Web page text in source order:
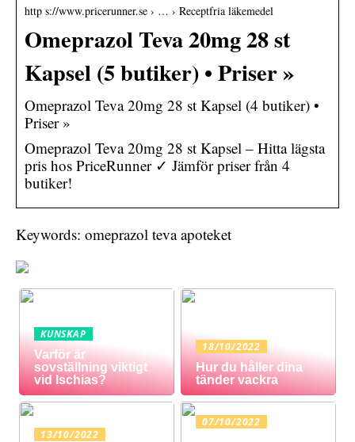
http s://www.pricerunner.se › … › Receptfria läkemedel
Omeprazol Teva 20mg 28 st
Kapsel (5 butiker) • Priser »
Omeprazol Teva 20mg 28 st Kapsel (4 butiker) •
Priser »
Omeprazol Teva 20mg 28 st Kapsel – Hitta lägsta
pris hos PriceRunner ✓ Jämför priser från 4
butiker!
Keywords: omeprazol teva apoteket
KUNSKAP
Varför är
sovställning viktigt
vid Ischias?
18/10/2022
Hur du håller dina
tänder vackra
13/10/2022
07/10/2022